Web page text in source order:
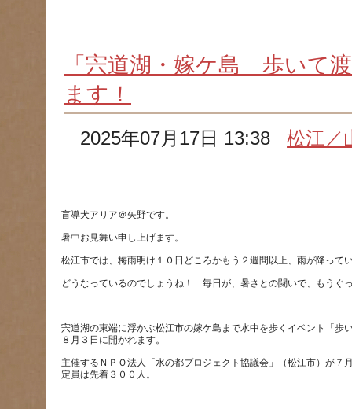
「宍道湖・嫁ケ島 歩いて
ます！
2025年07月17日 13:38松江／
宍道湖の東端に浮かぶ松江市の嫁ケ島まで水中を歩くイベント「歩
主催するＮＰＯ法人「水の都プロジェクト協議会」（松江市）が７